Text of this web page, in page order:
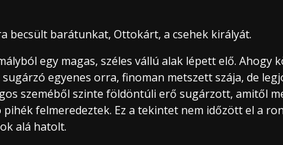
becsült barátunkat, Ottokárt, a csehek királyát.
egy magas, széles vállú alak lépett elő. Ahogy
egyenes orra, finoman metszett szája, de
szeméből szinte földöntúli erő sugárzott, amitől
felmeredeztek. Ez a tekintet nem időzött el a
alá hatolt.